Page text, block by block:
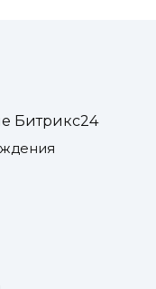
Битрикс24